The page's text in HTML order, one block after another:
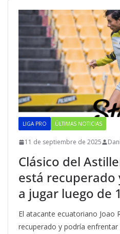
LIGA PRO ÚLTIMAS NOTICIAS
11 de septiembre de 2025
Clásico del
está recuperado
a jugar luego de
El atacante ecuatoriano Joao
recuperado y podría